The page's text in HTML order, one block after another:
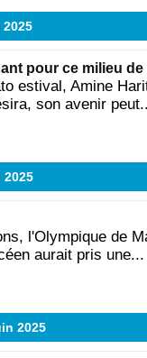
pour ce milieu
estival, Amine
son avenir
l'Olympique de
aurait pris une...
2025